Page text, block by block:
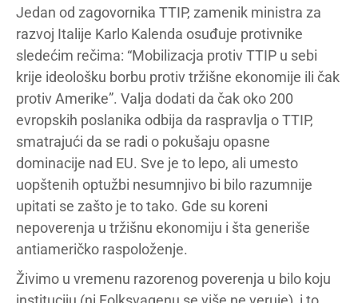
Jedan od zagovornika TTIP, zamenik ministra za
razvoj Italije Karlo Kalenda osuđuje protivnike
sledećim rečima: “Mobilizacja protiv TTIP u sebi
krije ideološku borbu protiv tržišne ekonomije ili čak
protiv Amerike”. Valja dodati da čak oko 200
evropskih poslanika odbija da raspravlja o TTIP,
smatrajući da se radi o pokušaju opasne
dominacije nad EU. Sve je to lepo, ali umesto
uopštenih optužbi nesumnjivo bi bilo razumnije
upitati se zašto je to tako. Gde su koreni
nepoverenja u tržišnu ekonomiju i šta generiše
antiameričko raspoloženje.
Živimo u vremenu razorenog poverenja u bilo koju